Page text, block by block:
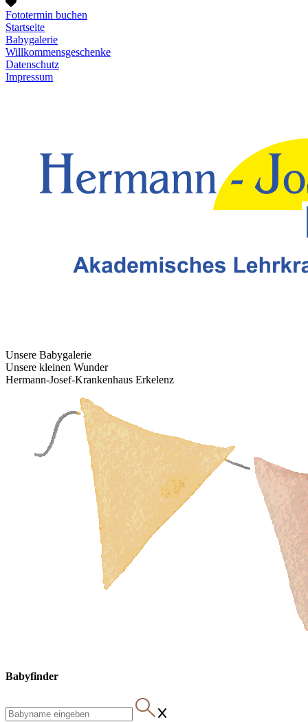
Fototermin buchen
Startseite
Babygalerie
Willkommensgeschenke
Datenschutz
Impressum
Unsere Babygalerie
Unsere kleinen Wunder
Hermann-Josef-Krankenhaus Erkelenz
Babyfinder